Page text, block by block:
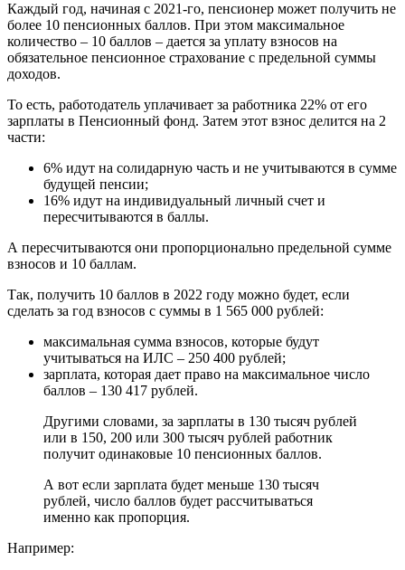
Каждый год, начиная с 2021-го, пенсионер может получить не
более 10 пенсионных баллов. При этом максимальное
количество – 10 баллов – дается за уплату взносов на
обязательное пенсионное страхование с предельной суммы
доходов.
То есть, работодатель уплачивает за работника 22% от его
зарплаты в Пенсионный фонд. Затем этот взнос делится на 2
части:
6% идут на солидарную часть и не учитываются в сумме
будущей пенсии;
16% идут на индивидуальный личный счет и
пересчитываются в баллы.
А пересчитываются они пропорционально предельной сумме
взносов и 10 баллам.
Так, получить 10 баллов в 2022 году можно будет, если
сделать за год взносов с суммы в 1 565 000 рублей:
максимальная сумма взносов, которые будут
учитываться на ИЛС – 250 400 рублей;
зарплата, которая дает право на максимальное число
баллов – 130 417 рублей.
Другими словами, за зарплаты в 130 тысяч рублей
или в 150, 200 или 300 тысяч рублей работник
получит одинаковые 10 пенсионных баллов.
А вот если зарплата будет меньше 130 тысяч
рублей, число баллов будет рассчитываться
именно как пропорция.
Например: